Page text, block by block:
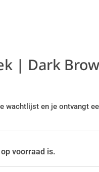
| Dark
wachtlijst en je ontvangt
voorraad is.